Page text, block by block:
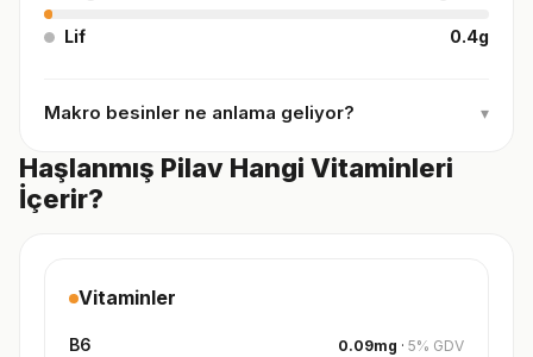
Lif 0.4g
Makro besinler ne anlama geliyor? ▾
Haşlanmış Pilav Hangi Vitaminleri
İçerir?
Vitaminler
B6 0.09mg · 5% GDV